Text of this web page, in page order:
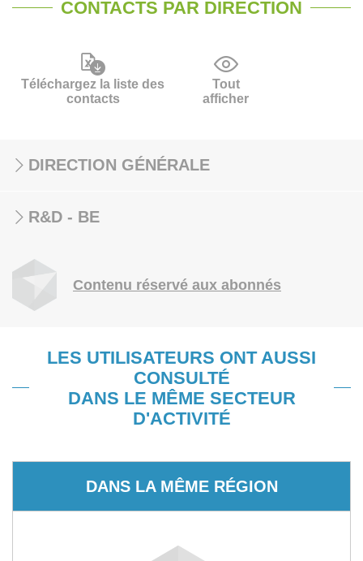
CONTACTS PAR DIRECTION
Téléchargez la liste des
contacts
Tout
afficher
DIRECTION GÉNÉRALE
R&D - BE
Contenu réservé aux abonnés
LES UTILISATEURS ONT AUSSI
CONSULTÉ
DANS LE MÊME SECTEUR
D'ACTIVITÉ
DANS LA MÊME RÉGION